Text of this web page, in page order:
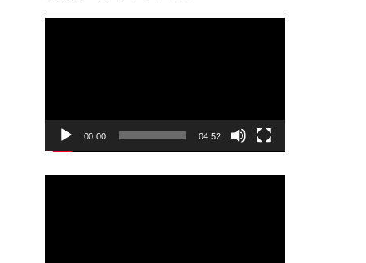
ー
00:00 04:52